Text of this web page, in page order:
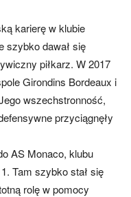
karierę w klubie
szybko dawał się
piłkarz. W 2017
Girondins Bordeaux i
wszechstronność,
przyciągnęły
AS Monaco, klubu
Tam szybko stał się
rolę w pomocy